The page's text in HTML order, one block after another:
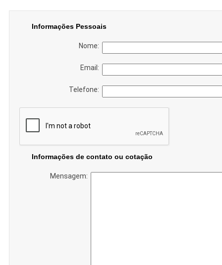
Informações Pessoais
Nome:
Email:
Telefone:
Informações de contato ou cotação
Mensagem: